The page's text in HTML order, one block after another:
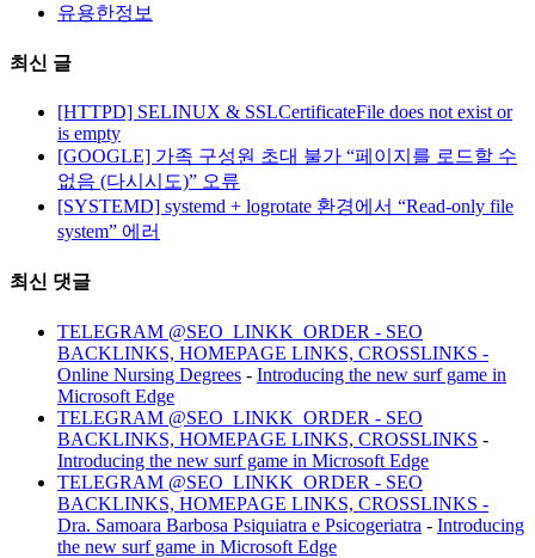
유용한정보
최신 글
[HTTPD] SELINUX & SSLCertificateFile does not exist or
is empty
[GOOGLE] 가족 구성원 초대 불가 “페이지를 로드할 수
없음 (다시시도)” 오류
[SYSTEMD] systemd + logrotate 환경에서 “Read-only file
system” 에러
최신 댓글
TELEGRAM @SEO_LINKK_ORDER - SEO
BACKLINKS, HOMEPAGE LINKS, CROSSLINKS -
Online Nursing Degrees - Introducing the new surf game in
Microsoft Edge
TELEGRAM @SEO_LINKK_ORDER - SEO
BACKLINKS, HOMEPAGE LINKS, CROSSLINKS -
Introducing the new surf game in Microsoft Edge
TELEGRAM @SEO_LINKK_ORDER - SEO
BACKLINKS, HOMEPAGE LINKS, CROSSLINKS -
Dra. Samoara Barbosa Psiquiatra e Psicogeriatra - Introducing
the new surf game in Microsoft Edge